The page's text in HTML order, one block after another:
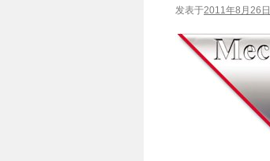
发表于2011年8月26日